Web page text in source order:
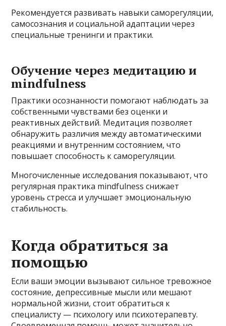
Рекомендуется развивать навыки саморегуляции,
самосознания и социальной адаптации через
специальные тренинги и практики.
Обучение через медитацию и
mindfulness
Практики осознанности помогают наблюдать за
собственными чувствами без оценки и
реактивных действий. Медитация позволяет
обнаружить различия между автоматическими
реакциями и внутренним состоянием, что
повышает способность к саморегуляции.
Многочисленные исследования показывают, что
регулярная практика mindfulness снижает
уровень стресса и улучшает эмоциональную
стабильность.
Когда обратиться за
помощью
Если ваши эмоции вызывают сильное тревожное
состояние, депрессивные мысли или мешают
нормальной жизни, стоит обратиться к
специалисту — психологу или психотерапевту.